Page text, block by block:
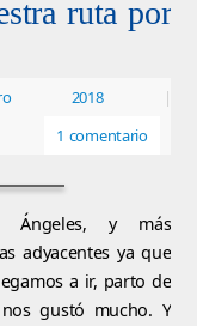
ruta por
2018
|
1 comentario
Ángeles, y más
adyacentes ya que
a ir, parto de
gustó mucho. Y